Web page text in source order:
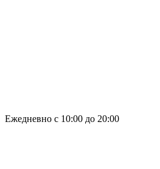
Ежедневно с 10:00 до 20:00